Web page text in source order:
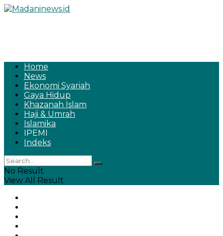
Home
News
Ekonomi Syariah
Gaya Hidup
Khazanah Islam
Haji & Umrah
Islamika
IPEMI
Indeks
No Result
View All Result